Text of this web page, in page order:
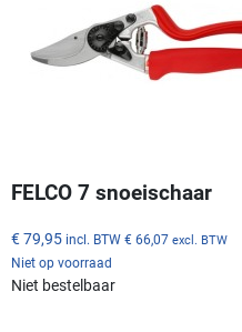
FELCO 7 snoeischaar
€ 79,95 incl. BTW € 66,07 excl. BTW
Niet op voorraad
Niet bestelbaar